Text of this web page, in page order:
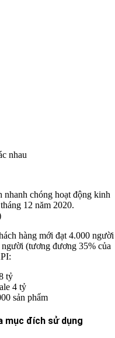
nhau
chóng hoạt động kinh
12 năm 2020.
hàng mới đạt 4.000 người
(tương đương 35% của
tỷ
4 tỷ
sản phẩm
mục đích sử dụng